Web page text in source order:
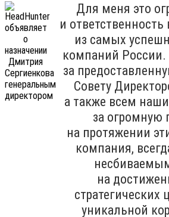
Для меня это
и ответственность
из самых
компаний России.
за
Совету
а также всем
за огромную
на протяжении
компания,
на
стратегических
уникальной